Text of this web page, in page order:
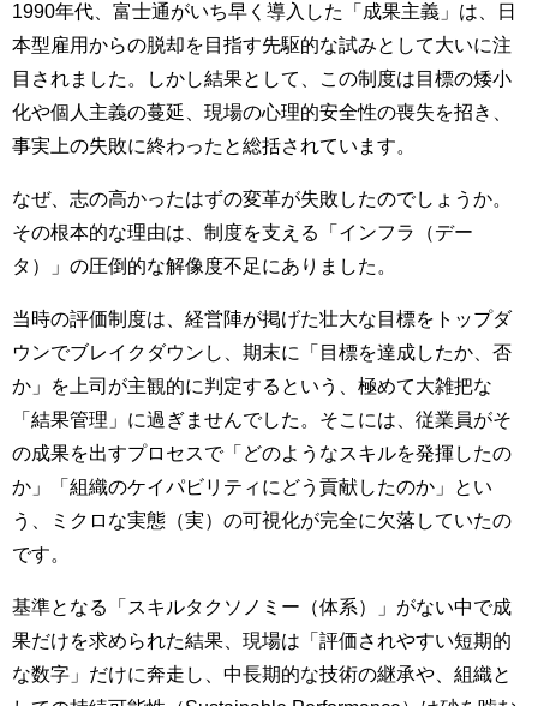
1990年代、富士通がいち早く導入した「成果主義」は、日
本型雇用からの脱却を目指す先駆的な試みとして大いに注
目されました。しかし結果として、この制度は目標の矮小
化や個人主義の蔓延、現場の心理的安全性の喪失を招き、
事実上の失敗に終わったと総括されています。
なぜ、志の高かったはずの変革が失敗したのでしょうか。
その根本的な理由は、制度を支える「インフラ（デー
タ）」の圧倒的な解像度不足にありました。
当時の評価制度は、経営陣が掲げた壮大な目標をトップダ
ウンでブレイクダウンし、期末に「目標を達成したか、否
か」を上司が主観的に判定するという、極めて大雑把な
「結果管理」に過ぎませんでした。そこには、従業員がそ
の成果を出すプロセスで「どのようなスキルを発揮したの
か」「組織のケイパビリティにどう貢献したのか」とい
う、ミクロな実態（実）の可視化が完全に欠落していたの
です。
基準となる「スキルタクソノミー（体系）」がない中で成
果だけを求められた結果、現場は「評価されやすい短期的
な数字」だけに奔走し、中長期的な技術の継承や、組織と